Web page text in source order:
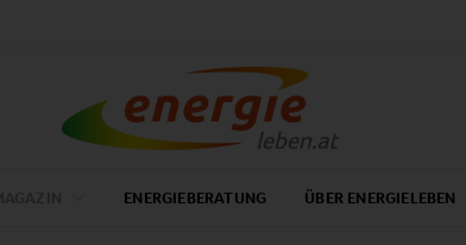
ENERGIEBERATUNG ÜBER ENERGIELEBEN